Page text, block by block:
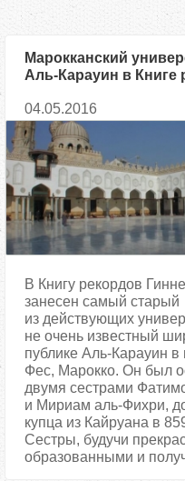
Марокканский
Аль-Карауин в Книге
04.05.2016
В Книгу рекордов
занесен самый старый
из действующих
не очень известный
публике Аль-Карауин в
Фес, Марокко. Он был
двумя сестрами
и Мириам аль-Фихри,
купца из Кайруана в
Сестры, будучи
образованными и